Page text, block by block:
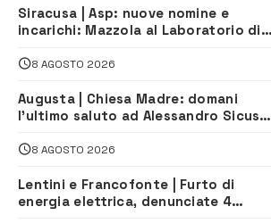
Siracusa | Asp: nuove nomine e
incarichi: Mazzola al Laboratorio di
Servizio Legale
8 AGOSTO 2026
Augusta | Chiesa Madre: domani
l’ultimo saluto ad Alessandro Sicuso,
8 AGOSTO 2026
Lentini e Francofonte | Furto di
energia elettrica, denunciate 4